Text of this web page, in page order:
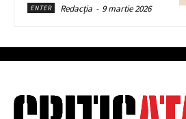
ENTER Redacția - 9 martie 2026